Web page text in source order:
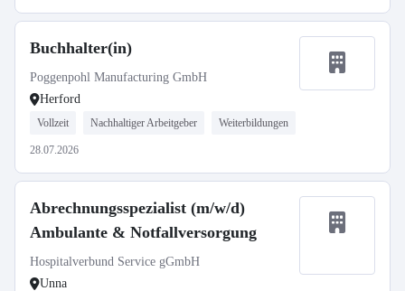
Buchhalter(in)
Poggenpohl Manufacturing GmbH
Herford
Vollzeit Nachhaltiger Arbeitgeber Weiterbildungen
28.07.2026
Abrechnungsspezialist (m/w/d)
Ambulante & Notfallversorgung
Hospitalverbund Service gGmbH
Unna